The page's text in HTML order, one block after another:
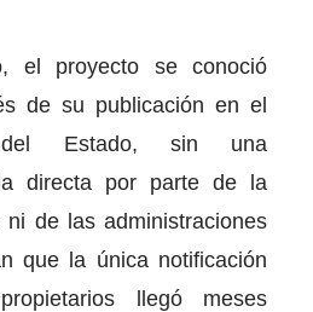
el proyecto se conoció
de su publicación en el
Estado, sin una
directa por parte de la
ni de las administraciones
que la única notificación
llegó meses